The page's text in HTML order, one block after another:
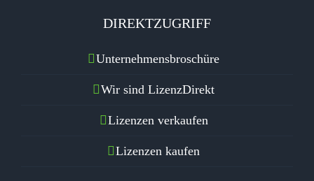
DIREKTZUGRIFF
Unternehmensbroschüre
Wir sind LizenzDirekt
Lizenzen verkaufen
Lizenzen kaufen